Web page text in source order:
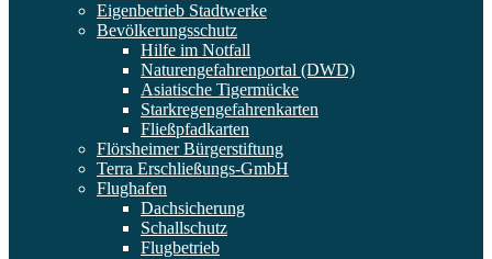
Eigenbetrieb Stadtwerke
Bevölkerungsschutz
Hilfe im Notfall
Naturengefahrenportal (DWD)
Asiatische Tigermücke
Starkregengefahrenkarten
Fließpfadkarten
Flörsheimer Bürgerstiftung
Terra Erschließungs-GmbH
Flughafen
Dachsicherung
Schallschutz
Flugbetrieb